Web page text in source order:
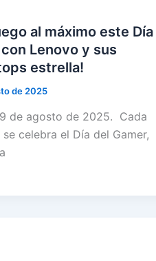
al máximo este Día
Lenovo y sus
estrella!
de 2025
de agosto de 2025. Cada
celebra el Día del Gamer,